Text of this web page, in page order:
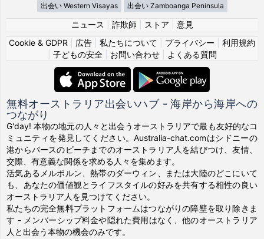
出会い Western Visayas 出会い Zamboanga Peninsula
ニュース 詐欺師 ストア
意見
Cookie & GDPR
広告 私たちについて プライバシー
利用規約
子どもの安全| お問い合わせ| よくある質問
無料オーストラリア出会いハブ - 海岸から海岸への
つながり
G'day! 本物の地元の人々と出会うオーストラリアで最も友好的なコ
ミュニティを発見してください。Australia-chat.comはシドニーの
港からパースのビーチまでのオーストラリア人を結びつけ、友情、
交際、有意義な関係を求める人々を集めます。
活気あるメルボルン、熱帯のダーウィン、または大陸のどこにいて
も、あなたの価値観とライフスタイルの好みを共有する相性の良い
オーストラリア人を見つけてください。
私たちの完全無料プラットフォームはつながりの障壁を取り除きま
す - メンバーシップ料金や隠れた費用はなく、他のオーストラリア
人と出会う本物の機会のみです。